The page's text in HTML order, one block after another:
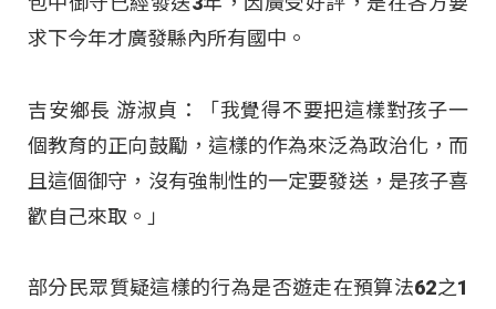
求下今年才廣發縣內所有國中。
吉安鄉長 游淑貞：「我覺得不要把這樣對孩子一
個教育的正向鼓勵，這樣的作為來泛為政治化，而
且這個御守，沒有強制性的一定要發送，是孩子喜
歡自己來取。」
部分民眾質疑這樣的行為是否遊走在預算法62之1